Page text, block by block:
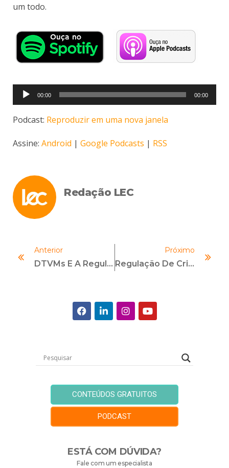
um todo.
Tocador
de
áudio
00:00 00:00
Podcast: Reproduzir em uma nova janela
Assine: Android | Google Podcasts | RSS
Redação LEC
Anterior
DTVMs E A Regulação Do Ouro: Desafios E Controles
Próximo
Regulação De Criptomoedas: Cenário Global
CONTEÚDOS GRATUITOS
PODCAST
ESTÁ COM DÚVIDA?
Fale com um especialista